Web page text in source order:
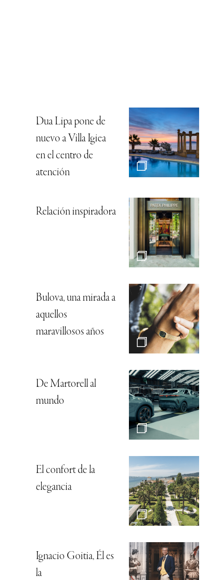
Dua Lipa pone de
nuevo a Villa Igiea
en el centro de
atención
Relación inspiradora
Bulova, una mirada a
aquellos
maravillosos años
De Martorell al
mundo
El confort de la
elegancia
Ignacio Goitia, Él es
la